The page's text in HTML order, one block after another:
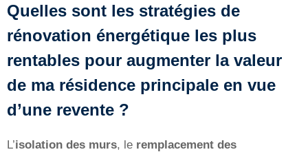
Quelles sont les stratégies de
rénovation énergétique les plus
rentables pour augmenter la valeur
de ma résidence principale en vue
d’une revente ?
L’isolation des murs, le remplacement des